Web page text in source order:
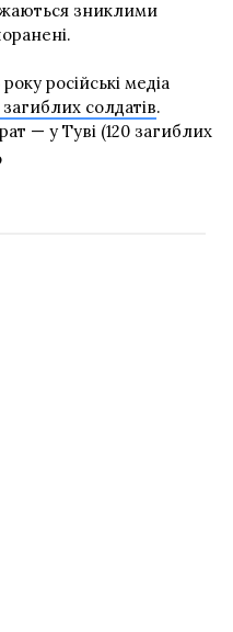
зниклими
російські медіа
солдатів.
— у Туві (120 загиблих